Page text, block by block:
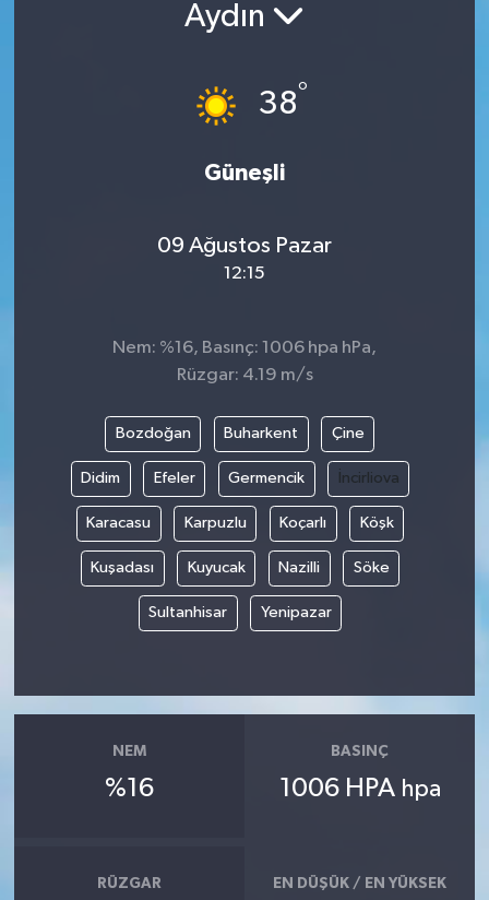
Aydın
38°
Güneşli
09 Ağustos Pazar
12:15
Nem: %16, Basınç: 1006 hpa hPa,
Rüzgar: 4.19 m/s
Bozdoğan Buharkent Çine
Didim Efeler Germencik İncirliova
Karacasu Karpuzlu Koçarlı Köşk
Kuşadası Kuyucak Nazilli Söke
Sultanhisar Yenipazar
NEM
%16
BASINÇ
1006 HPA hpa
RÜZGAR EN DÜŞÜK / EN YÜKSEK